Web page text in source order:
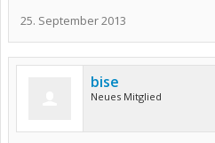
25. September 2013
bise
Neues Mitglied